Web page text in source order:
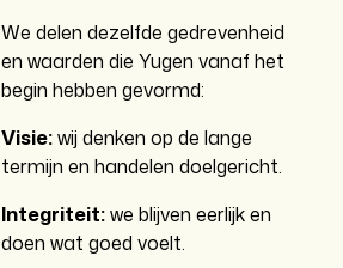
We delen dezelfde gedrevenheid
en waarden die Yugen vanaf het
begin hebben gevormd:
Visie:wij denken op de lange
termijn en handelen doelgericht.
Integriteit:we blijven eerlijk en
doen wat goed voelt.